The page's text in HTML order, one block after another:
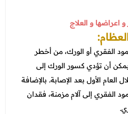
اعراضها و العلاج
الفقري أو الورك، من أخطر
أن تؤدي كسور الورك إلى
العام الأول بعد الإصابة. بالإضافة
الفقري إلى آلام مزمنة، فقدان